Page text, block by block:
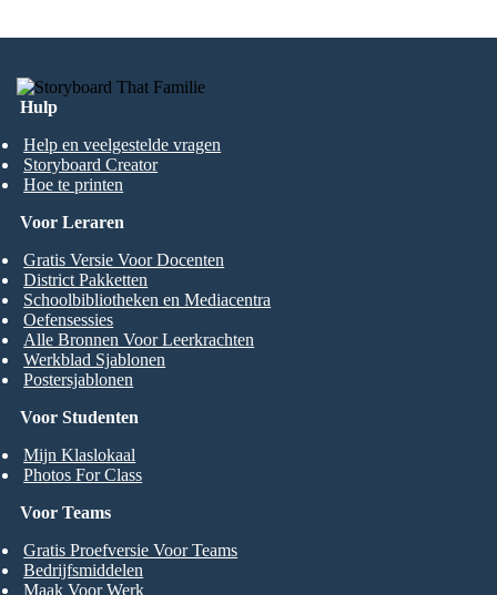
Hulp
Help en veelgestelde vragen
Storyboard Creator
Hoe te printen
Voor Studenten
Mijn Klaslokaal
Photos For Class
Voor Leraren
Gratis Versie Voor Docenten
District Pakketten
Schoolbibliotheken en Mediacentra
Oefensessies
Alle Bronnen Voor Leerkrachten
Werkblad Sjablonen
Postersjablonen
Voor Teams
Gratis Proefversie Voor Teams
Bedrijfsmiddelen
Maak Voor Werk